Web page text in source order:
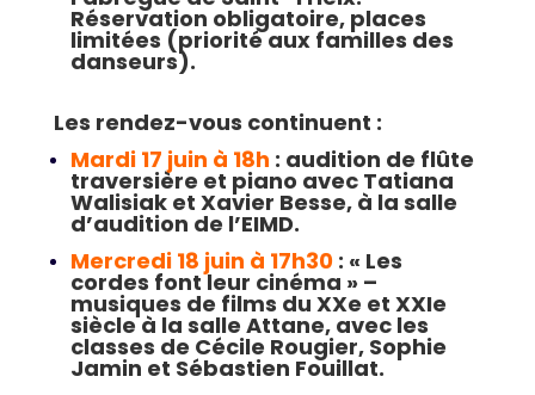
Réservation obligatoire, places
limitées (priorité aux familles des
danseurs).
Les rendez-vous continuent :
Mardi 17 juin à 18h : audition de flûte
traversière et piano avec Tatiana
Walisiak et Xavier Besse, à la salle
d’audition de l’EIMD.
Mercredi 18 juin à 17h30: « Les
cordes font leur cinéma » –
musiques de films du XXe et XXIe
siècle à la salle Attane, avec les
classes de Cécile Rougier, Sophie
Jamin et Sébastien Fouillat.